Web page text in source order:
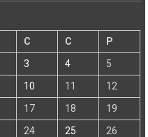
C C
P
3 4
5
10 11
12
17 18
19
24 25
26